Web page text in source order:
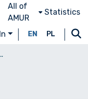
All of
AMUR
Statistics
EN PL
Journals